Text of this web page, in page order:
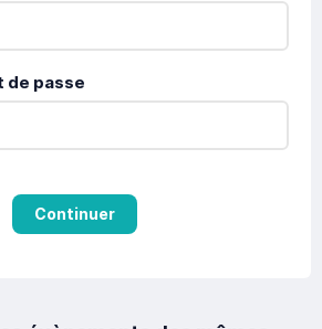
de passe
Continuer